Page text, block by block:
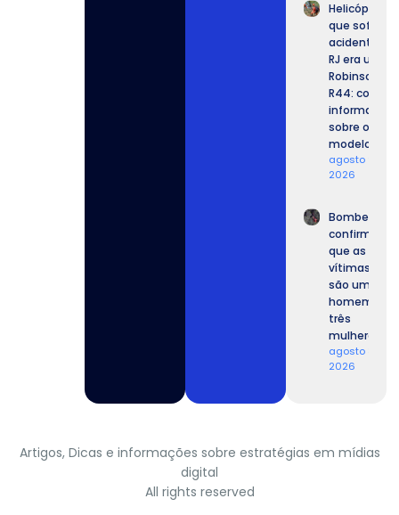
Helicóptero
que sofreu
acidente no
RJ era um
Robinson
R44: confira
informações
sobre o
modelo.
agosto 9,
2026
Bombeiros
confirmam
que as
vítimas
são um
homem e
três
mulheres.
agosto 8,
2026
Artigos, Dicas e informações sobre estratégias em mídias
digital
All rights reserved